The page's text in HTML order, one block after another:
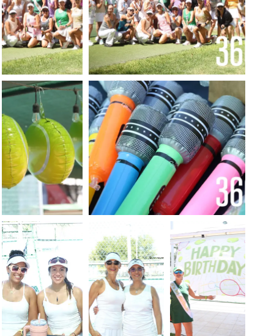
Foto: Luis
Meléndez
Foto: Luis Meléndez
Foto: Luis
Meléndez
Foto: Luis Meléndez